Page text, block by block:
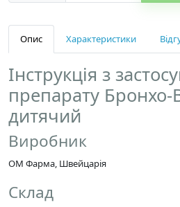
Опис Характеристики
Інструкція з
препарату
дитячий
Виробник
ОМ Фарма, Швейцарія
Склад